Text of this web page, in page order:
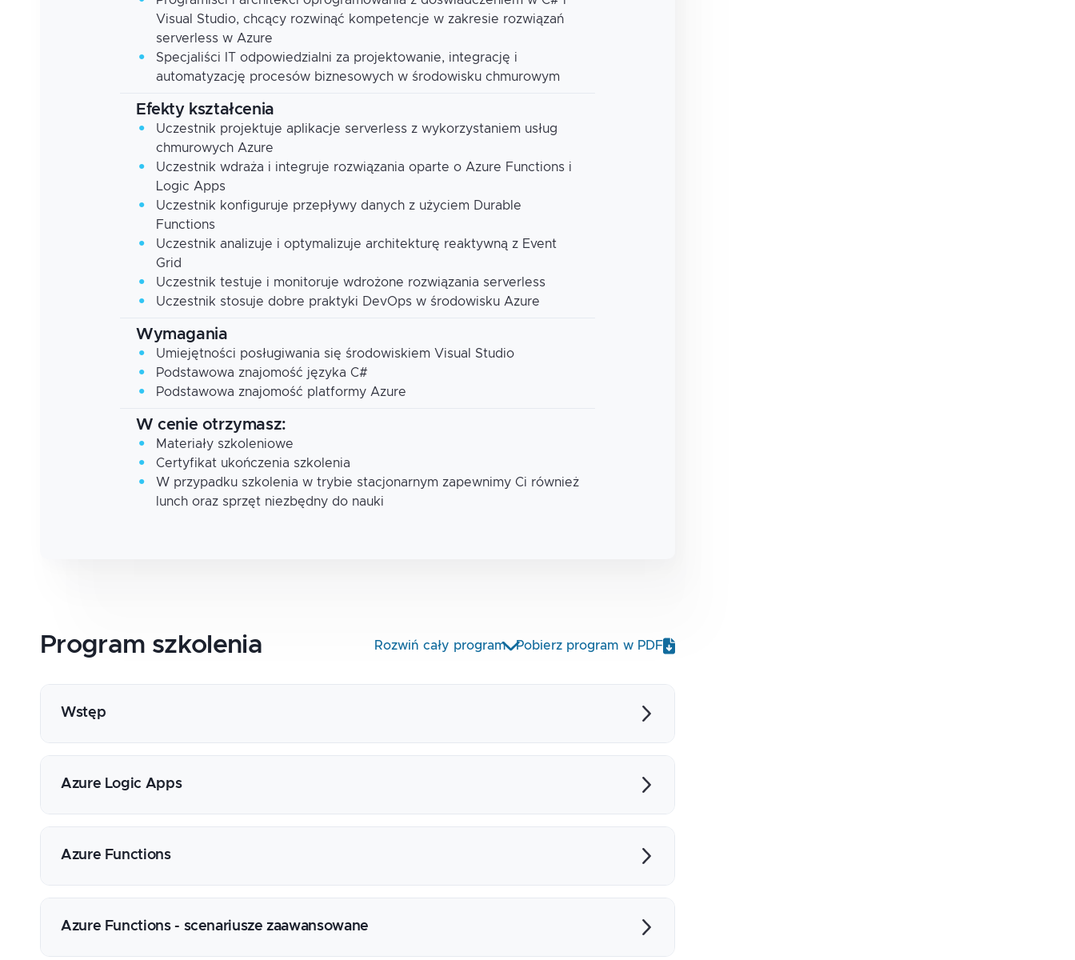
Visual Studio, chcący rozwinąć kompetencje w zakresie rozwiązań
serverless w Azure
Specjaliści IT odpowiedzialni za projektowanie, integrację i
automatyzację procesów biznesowych w środowisku chmurowym
Efekty kształcenia
Uczestnik projektuje aplikacje serverless z wykorzystaniem usług
chmurowych Azure
Uczestnik wdraża i integruje rozwiązania oparte o Azure Functions i
Logic Apps
Uczestnik konfiguruje przepływy danych z użyciem Durable
Functions
Uczestnik analizuje i optymalizuje architekturę reaktywną z Event
Grid
Uczestnik testuje i monitoruje wdrożone rozwiązania serverless
Uczestnik stosuje dobre praktyki DevOps w środowisku Azure
Wymagania
Umiejętności posługiwania się środowiskiem Visual Studio
Podstawowa znajomość języka C#
Podstawowa znajomość platformy Azure
W cenie otrzymasz:
Materiały szkoleniowe
Certyfikat ukończenia szkolenia
W przypadku szkolenia w trybie stacjonarnym zapewnimy Ci również
lunch oraz sprzęt niezbędny do nauki
Program szkolenia Rozwiń cały program Pobierz program w PDF
Wstęp
Porównanie serverless u różnych dostawców
Azure Logic Apps
Pisanie aplikacji z użyciem Azure Logic Apps
Azure Functions
Zasada działania Azure Functions
Azure Functions - scenariusze zaawansowane